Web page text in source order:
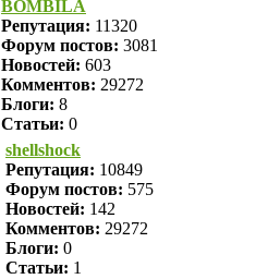
BOMBILA
Репутация: 11320
Форум постов: 3081
Новостей: 603
Комментов: 29272
Блоги: 8
Статьи: 0
shellshock
Репутация: 10849
Форум постов: 575
Новостей: 142
Комментов: 29272
Блоги: 0
Статьи: 1